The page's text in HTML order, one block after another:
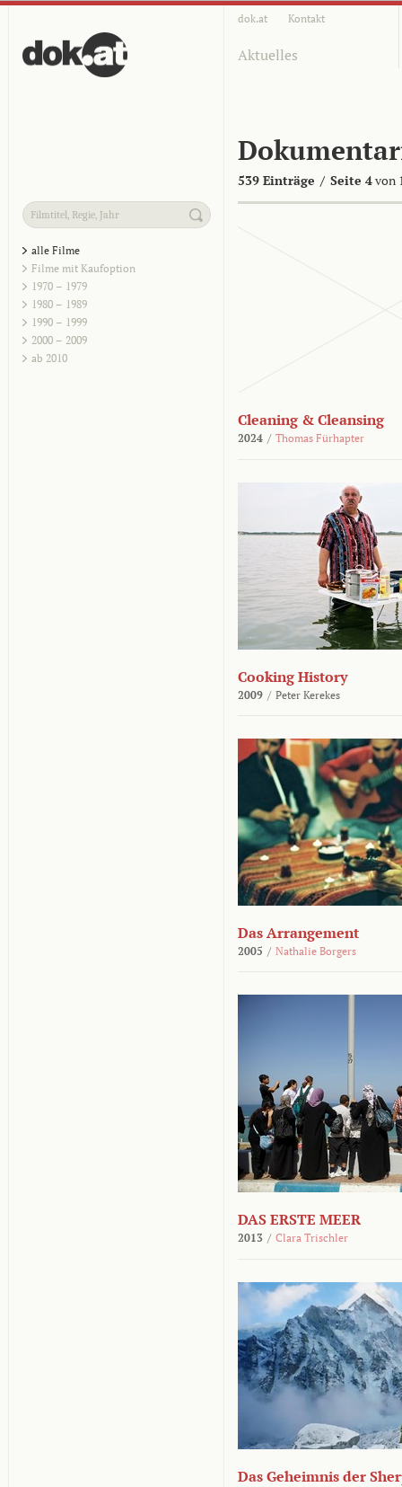
dok.at Kontakt
Aktuelles
539 Einträge / Seite 4von
alle Filme
Filme mit Kaufoption
1970 – 1979
1980 – 1989
1990 – 1999
2000 – 2009
ab 2010
Cleaning & Cleansing
2024 / Thomas Fürhapter
Cooking History
2009 / Peter Kerekes
Das Arrangement
2005 / Nathalie Borgers
DAS ERSTE MEER
2013 / Clara Trischler
Das Geheimnis der